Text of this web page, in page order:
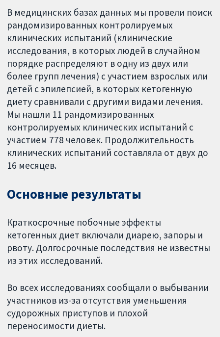
В медицинских базах данных мы провели поиск
рандомизированных контролируемых
клинических испытаний (клинические
исследования, в которых людей в случайном
порядке распределяют в одну из двух или
более групп лечения) с участием взрослых или
детей с эпилепсией, в которых кетогенную
диету сравнивали с другими видами лечения.
Мы нашли 11 рандомизированных
контролируемых клинических испытаний с
участием 778 человек. Продолжительность
клинических испытаний составляла от двух до
16 месяцев.
Основные результаты
Краткосрочные побочные эффекты
кетогенных диет включали диарею, запоры и
рвоту. Долгосрочные последствия не известны
из этих исследований.
Во всех исследованиях сообщали о выбывании
участников из-за отсутствия уменьшения
судорожных приступов и плохой
переносимости диеты.